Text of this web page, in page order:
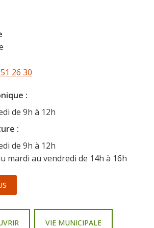
26 30
:
de 9h à 12h
:
de 9h à 12h
mardi au vendredi de 14h à 16h
VIE MUNICIPALE